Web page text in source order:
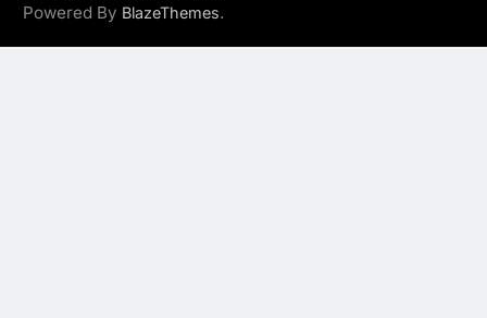
Powered By BlazeThemes.